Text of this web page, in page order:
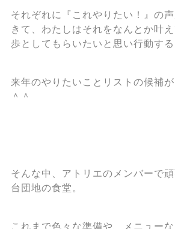
それぞれに『これやりたい！』の
きて、わたしはそれをなんとか叶
歩としてもらいたいと思い行動する
来年のやりたいことリストの候補
＾＾
そんな中、アトリエのメンバーで
台団地の食堂。
これまで色々な準備や、メニュー